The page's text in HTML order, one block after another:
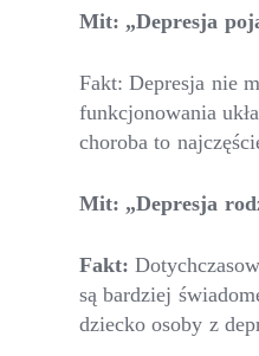
Mit: „Depresja
Fakt: Depresja nie
funkcjonowania
choroba to
Mit: „Depresja
Fakt:
są bardziej
dziecko